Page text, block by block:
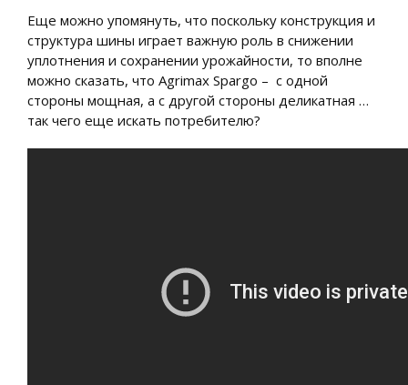
Еще можно упомянуть, что поскольку конструкция и
структура шины играет важную роль в снижении
уплотнения и сохранении урожайности, то вполне
можно сказать, что Agrimax Spargo – с одной
стороны мощная, а с другой стороны деликатная …
так чего еще искать потребителю?